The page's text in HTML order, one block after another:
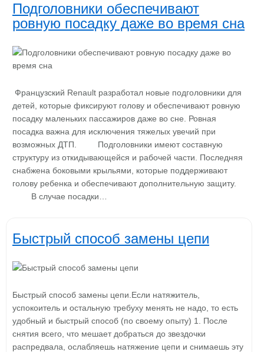
Подголовники обеспечивают
ровную посадку даже во время сна
Французский Renault разработал новые подголовники для
детей, которые фиксируют голову и обеспечивают ровную
посадку маленьких пассажиров даже во сне. Ровная
посадка важна для исключения тяжелых увечий при
возможных ДТП. Подголовники имеют составную
структуру из откидывающейся и рабочей части. Последняя
снабжена боковыми крыльями, которые поддерживают
голову ребенка и обеспечивают дополнительную защиту.
В случае посадки…
Быстрый способ замены цепи
Быстрый способ замены цепи.Если натяжитель,
успокоитель и остальную требуху менять не надо, то есть
удобный и быстрый способ (по своему опыту) 1. После
снятия всего, что мешает добраться до звездочки
распредвала, ослабляешь натяжение цепи и снимаешь эту